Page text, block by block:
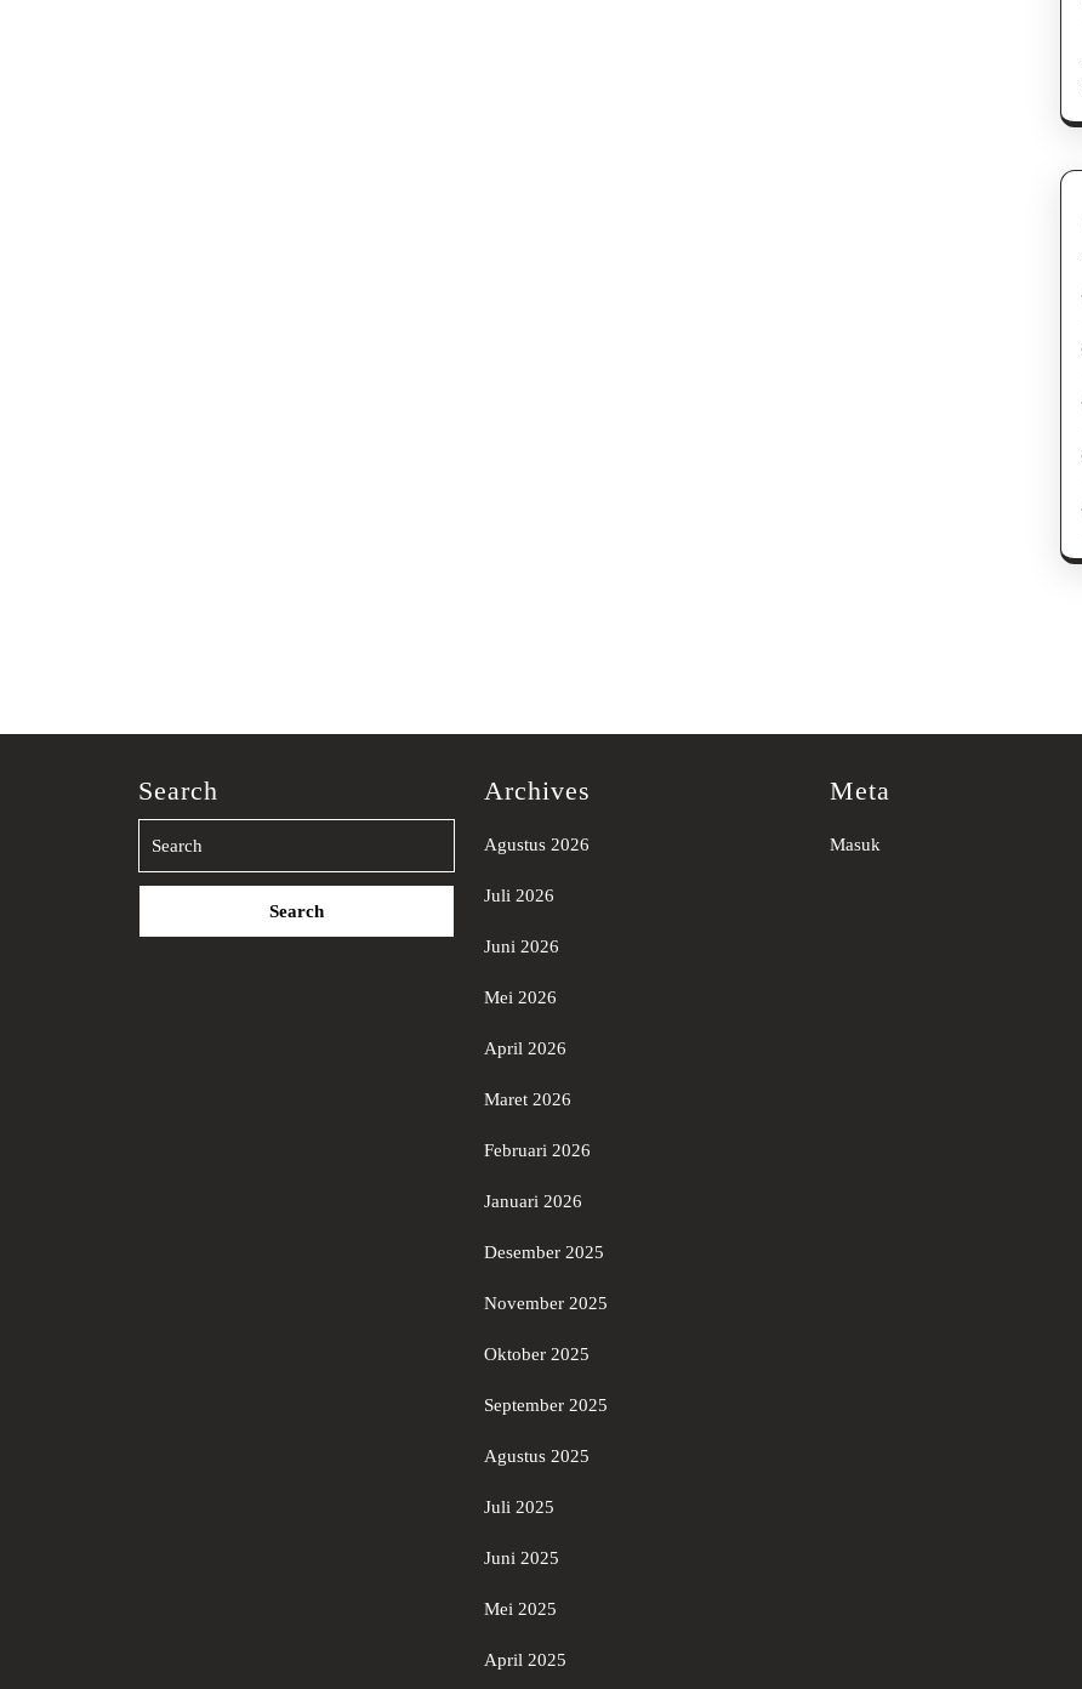
Search
Search
Archives
Agustus 2026
Juli 2026
Juni 2026
Mei 2026
April 2026
Maret 2026
Februari 2026
Januari 2026
Desember 2025
November 2025
Oktober 2025
September 2025
Agustus 2025
Juli 2025
Juni 2025
Mei 2025
April 2025
Meta
Masuk